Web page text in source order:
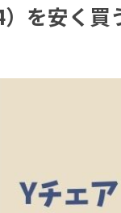
）を安く